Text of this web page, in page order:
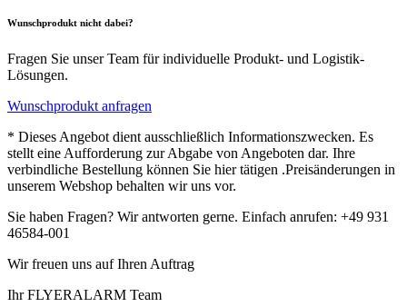
Wunschprodukt nicht dabei?
Fragen Sie unser Team für individuelle Produkt- und Logistik-
Lösungen.
Wunschprodukt anfragen
* Dieses Angebot dient ausschließlich Informationszwecken. Es
stellt eine Aufforderung zur Abgabe von Angeboten dar. Ihre
verbindliche Bestellung können Sie hier tätigen .Preisänderungen in
unserem Webshop behalten wir uns vor.
Sie haben Fragen? Wir antworten gerne. Einfach anrufen: +49 931
46584-001
Wir freuen uns auf Ihren Auftrag
Ihr FLYERALARM Team